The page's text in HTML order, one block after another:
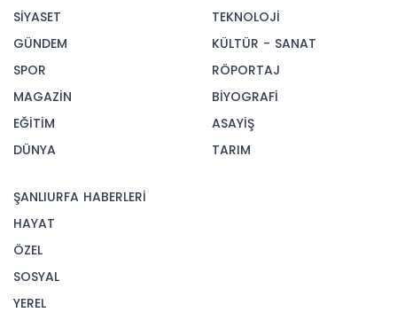
SİYASET
GÜNDEM
SPOR
MAGAZİN
EĞİTİM
DÜNYA
TEKNOLOJİ
KÜLTÜR - SANAT
RÖPORTAJ
BİYOGRAFİ
ASAYİŞ
TARIM
ŞANLIURFA HABERLERİ
HAYAT
ÖZEL
SOSYAL
YEREL